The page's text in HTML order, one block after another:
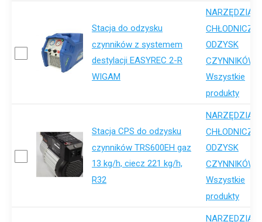
Stacja do odzysku
czynników z systemem
destylacji EASYREC 2-R
WIGAM
NARZĘDZIA
CHŁODNICZE
ODZYSK
CZYNNIKÓW
Wszystkie
produkty
Stacja CPS do odzysku
czynników TRS600EH gaz
13 kg/h, ciecz 221 kg/h,
R32
NARZĘDZIA
CHŁODNICZE
ODZYSK
CZYNNIKÓW
Wszystkie
produkty
NARZĘDZIA